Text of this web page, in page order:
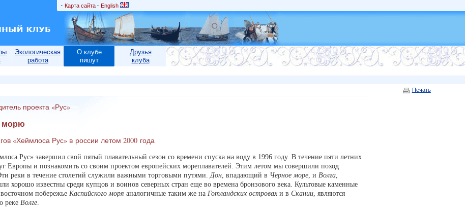
· Карта сайта · English
Экологическая
работа
О клубе
пишут
Друзья
клуба
Печать
проекта «Рус»
морю
«Хеймлоса Рус» в россии летом 2000 года
Рус» завершил свой пятый плавательный сезон со времени спуска на воду в 1996 году. В течение пяти летних
Европы и познакомить со своим проектом европейских мореплавателей. Этим летом мы совершили поход
реки в течение столетий служили важными торговыми путями.Дон, впадающий в Черное море, и Волга,
хорошо известны среди купцов и воинов северных стран еще во времена бронзового века. Культовые каменные
побережье Каспийского моря аналогичные таким же на Готландских островах и в Скании, являются
реке Волге.